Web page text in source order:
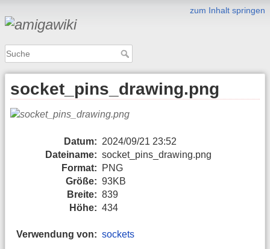
zum Inhalt springen
socket_pins_drawing.png
Datum: 2024/09/21 23:52
Dateiname: socket_pins_drawing.png
Format:
PNG
Größe: 93KB
Breite: 839
Höhe: 434
Verwendung von: sockets